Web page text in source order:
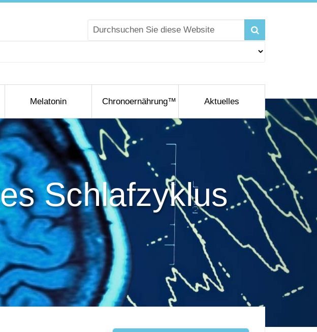
Melatonin Chronoernährung™ Aktuelles
Schlafzyklus